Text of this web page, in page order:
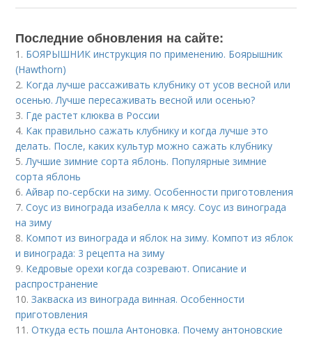
Последние обновления на сайте:
1. БОЯРЫШНИК инструкция по применению. Боярышник
(Hawthorn)
2. Когда лучше рассаживать клубнику от усов весной или
осенью. Лучше пересаживать весной или осенью?
3. Где растет клюква в России
4. Как правильно сажать клубнику и когда лучше это
делать. После, каких культур можно сажать клубнику
5.Лучшие зимние сорта яблонь. Популярные зимние
сорта яблонь
6.Айвар по-сербски на зиму. Особенности приготовления
7.Соус из винограда изабелла к мясу. Соус из винограда
на зиму
8. Компот из винограда и яблок на зиму. Компот из яблок
и винограда: 3 рецепта на зиму
9. Кедровые орехи когда созревают. Описание и
распространение
10.Закваска из винограда винная. Особенности
приготовления
11.Откуда есть пошла Антоновка. Почему антоновские